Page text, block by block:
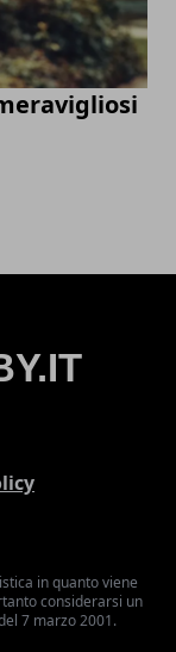
in quanto viene
considerarsi un
7 marzo 2001.